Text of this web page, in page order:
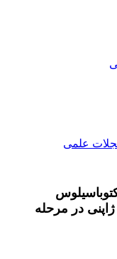
علمی
در مرحله